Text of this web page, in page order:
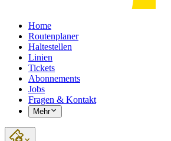
Home
Routenplaner
Haltestellen
Linien
Tickets
Abonnements
Jobs
Fragen & Kontakt
Mehr